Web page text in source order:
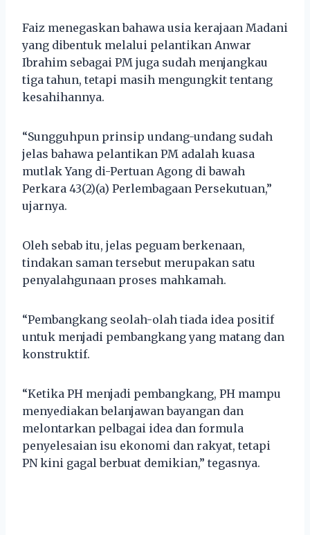
Faiz menegaskan bahawa usia kerajaan Madani
yang dibentuk melalui pelantikan Anwar
Ibrahim sebagai PM juga sudah menjangkau
tiga tahun, tetapi masih mengungkit tentang
kesahihannya.
“Sungguhpun prinsip undang-undang sudah
jelas bahawa pelantikan PM adalah kuasa
mutlak Yang di-Pertuan Agong di bawah
Perkara 43(2)(a) Perlembagaan Persekutuan,”
ujarnya.
Oleh sebab itu, jelas peguam berkenaan,
tindakan saman tersebut merupakan satu
penyalahgunaan proses mahkamah.
“Pembangkang seolah-olah tiada idea positif
untuk menjadi pembangkang yang matang dan
konstruktif.
“Ketika PH menjadi pembangkang, PH mampu
menyediakan belanjawan bayangan dan
melontarkan pelbagai idea dan formula
penyelesaian isu ekonomi dan rakyat, tetapi
PN kini gagal berbuat demikian,” tegasnya.